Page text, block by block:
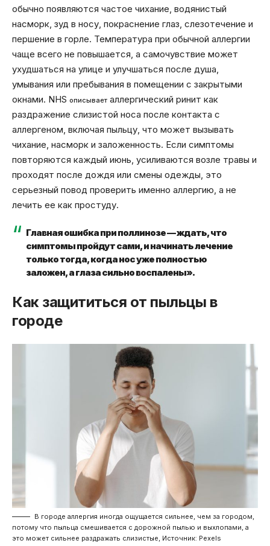
обычно появляются частое чихание, водянистый
насморк, зуд в носу, покраснение глаз, слезотечение и
першение в горле. Температура при обычной аллергии
чаще всего не повышается, а самочувствие может
ухудшаться на улице и улучшаться после душа,
умывания или пребывания в помещении с закрытыми
окнами. NHS описывает аллергический ринит как
раздражение слизистой носа после контакта с
аллергеном, включая пыльцу, что может вызывать
чихание, насморк и заложенность. Если симптомы
повторяются каждый июнь, усиливаются возле травы и
проходят после дождя или смены одежды, это
серьезный повод проверить именно аллергию, а не
лечить ее как простуду.
Главная ошибка при поллинозе — ждать, что
симптомы пройдут сами, и начинать лечение
только тогда, когда нос уже полностью
заложен, а глаза сильно воспалены».
Как защититься от пыльцы в
городе
В городе аллергия иногда ощущается сильнее, чем за городом,
потому что пыльца смешивается с дорожной пылью и выхлопами, а
это может сильнее раздражать слизистые, Источник: Pexels